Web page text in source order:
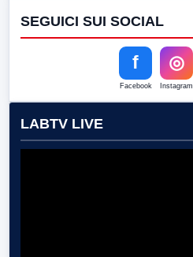
SEGUICI SUI SOCIAL
f
Facebook
◎
Instagram
LABTV LIVE